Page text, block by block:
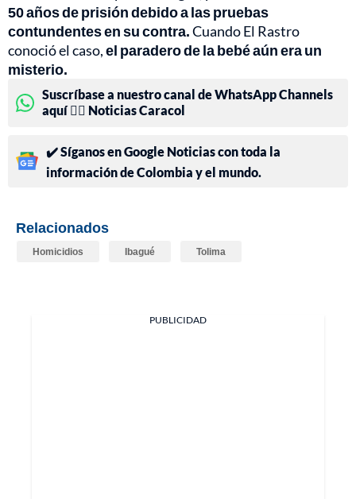
50 años de prisión debido a las pruebas
contundentes en su contra.Cuando El Rastro
conoció el caso,el paradero de la bebé aún era un
misterio.
Suscríbase a nuestro canal de WhatsApp Channels
aquí 👉🏻 Noticias Caracol
✔️ Síganos en Google Noticias con toda la
información de Colombia y el mundo.
Relacionados
Homicidios Ibagué Tolima
PUBLICIDAD